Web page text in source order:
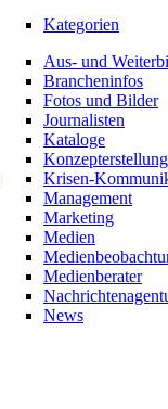
Kategorien
Aus- und
Brancheninfos
Fotos und Bilder
Journalisten
Kataloge
Konzepterstellung
Krisen-
Management
Marketing
Medien
Medienberater
News